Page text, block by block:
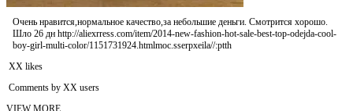
Очень нравится,нормальное качество,за небольшие деньги. Смотрится хорошо.
Шло 26 дн http://aliexrress.com/item/2014-new-fashion-hot-sale-best-top-odejda-cool-
boy-girl-multi-color/1151731924.html‮http://aliexpress.com
XX likes
Comments by XX users
VIEW MORE